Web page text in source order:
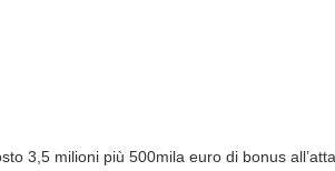
3,5 milioni più 500mila euro di bonus